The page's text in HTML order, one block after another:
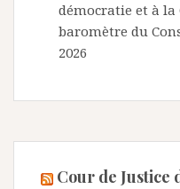
démocratie et à
baromètre du
2026
Cour de Justice